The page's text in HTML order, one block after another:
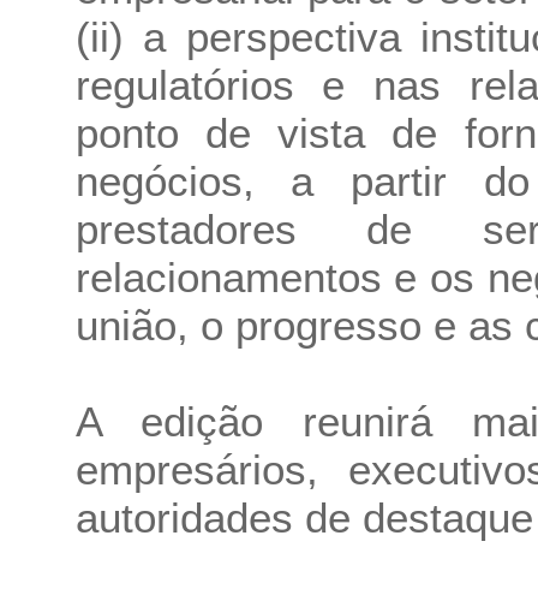
(ii) a perspectiva
regulatórios e nas
ponto de vista de
negócios, a partir
prestadores de
relacionamentos e os
união, o progresso e as
A edição reunirá
empresários,
autoridades de